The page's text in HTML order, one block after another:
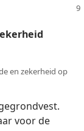
en zekerheid op
voor de